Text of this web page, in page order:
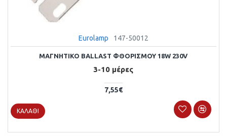
Eurolamp 147-50012
ΜΑΓΝΗΤΙΚΟ BALLAST ΦΘΟΡΙΣΜΟΥ 18W 230V
3-10 μέρες
7,55€
ΚΑΛΆΘΙ